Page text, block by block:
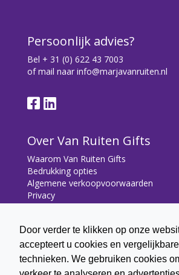
Door verder te klikken op onze
accepteert u cookies en vergelijkbare
technieken. We gebruiken cookies
Persoonlijk advies?
Bel + 31 (0) 622 43 7003
of mail naar info@marjavanruiten.nl
Over Van Ruiten Gifts
Waarom Van Ruiten Gifts
Bedrukking opties
Algemene verkoopvoorwaarden
Privacy
Contact
Bryonialaan 5
3233 VA Oostvoorne